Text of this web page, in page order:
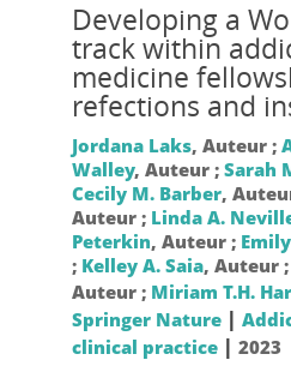
Developing a
track within
medicine
refections and
Jordana Laks, Auteur ;
Walley, Auteur ; Sarah
Cecily M. Barber,
Auteur ; Linda A.
Peterkin, Auteur ;
; Kelley A. Saia, Auteur ;
Auteur ; Miriam T.H.
Springer Nature|
clinical practice| 2023